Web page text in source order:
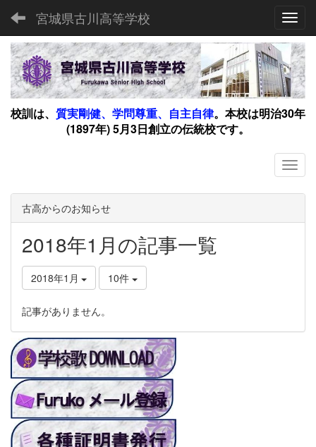
宮城県古川高等学校
校訓は、 質実剛健、学問尊重、自主自律。 本校は明治30年
(1897年) 5月3日創立の伝統校です。
古高からのお知らせ
2018年1月の記事一覧
2018年1月 10件
記事がありません。